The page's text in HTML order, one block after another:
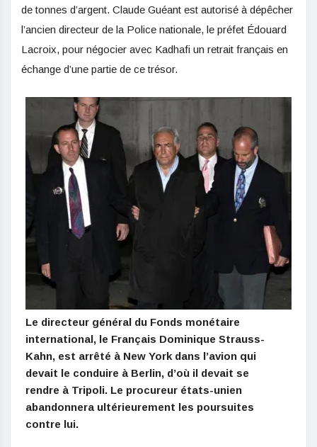
de tonnes d’argent. Claude Guéant est autorisé à dépêcher
l’ancien directeur de la Police nationale, le préfet Édouard
Lacroix, pour négocier avec Kadhafi un retrait français en
échange d’une partie de ce trésor.
Le directeur général du Fonds monétaire
international, le Français Dominique Strauss-
Kahn, est arrêté à New York dans l’avion qui
devait le conduire à Berlin, d’où il devait se
rendre à Tripoli. Le procureur états-unien
abandonnera ultérieurement les poursuites
contre lui.